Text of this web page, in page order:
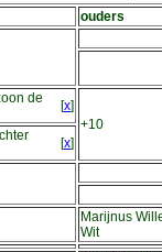
ouders
de
[x]
+10
[x]
Marijnus
Wit